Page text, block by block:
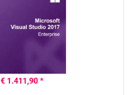
€ 1.411,90 *